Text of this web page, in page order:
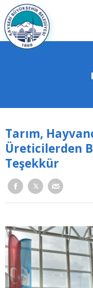
Tarım,
Üreticilerden
Teşekkür